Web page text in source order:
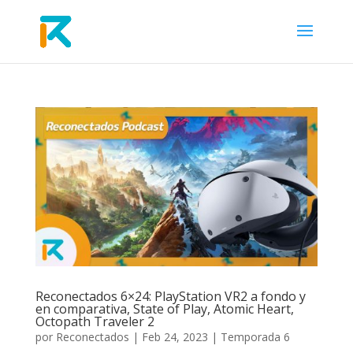
Reconectados 6×24: PlayStation VR2 a fondo y
en comparativa, State of Play, Atomic Heart,
Octopath Traveler 2
por Reconectados | Feb 24, 2023 | Temporada 6